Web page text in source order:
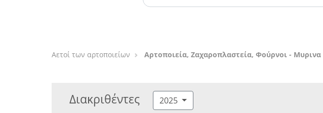
Αετοί των αρτοποιείων Αρτοποιεία, Ζαχαροπλαστεία, Φούρνοι - Μυρινα
Διακριθέντες 2025